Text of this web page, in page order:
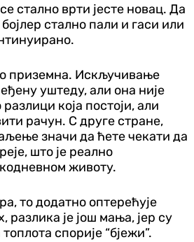
стално врти јесте новац. Да
стално пали и гаси или
приземна. Искључивање
уштеду, али она није
која постоји, али
рачун. С друге стране,
значи да ћете чекати да
што је реално
животу.
то додатно оптерећује
разлика је још мања, јер су
спорије “бјежи”.